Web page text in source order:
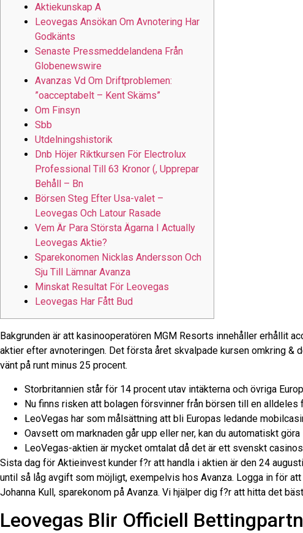
Aktiekunskap A
Leovegas Ansökan Om Avnotering Har
Godkänts
Senaste Pressmeddelandena Från
Globenewswire
Avanzas Vd Om Driftproblemen:
”oacceptabelt – Kent Skäms”
Om Finsyn
Sbb
Utdelningshistorik
Dnb Höjer Riktkursen För Electrolux
Professional Till 63 Kronor (, Upprepar
Behåll – Bn
Börsen Steg Efter Usa-valet –
Leovegas Och Latour Rasade
Vem Är Para Största Ägarna I Actually
Leovegas Aktie?
Sparekonomen Nicklas Andersson Och
Sju Till Lämnar Avanza
Minskat Resultat För Leovegas
Leovegas Har Fått Bud
Bakgrunden är att kasinooperatören MGM Resorts innehåller erhållit
aktier efter avnoteringen. Det första året skvalpade kursen omkring &
vänt på runt minus 25 procent.
Storbritannien står för 14 procent utav intäkterna och övriga
Nu finns risken att bolagen försvinner från börsen till en alldeles
LeoVegas har som målsättning att bli Europas ledande
Oavsett om marknaden går upp eller ner, kan du automatiskt
LeoVegas-aktien är mycket omtalat då det är ett svenskt
Sista dag för Aktieinvest kunder f?r att handla i aktien är den 24
until så låg avgift som möjligt, exempelvis hos Avanza. Logga in för
Johanna Kull, sparekonom på Avanza. Vi hjälper dig f?r att hitta det
Leovegas Blir Officiell